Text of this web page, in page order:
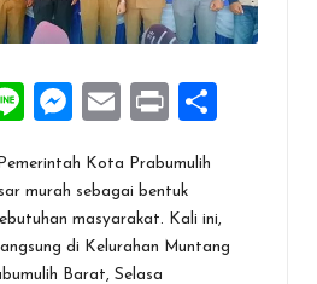
Li
e
M
se
n
g
E
ai
l
Pr
t
e
Kota Prabumulih
murah sebagai bentuk
masyarakat. Kali ini,
di Kelurahan Muntang
Barat, Selasa